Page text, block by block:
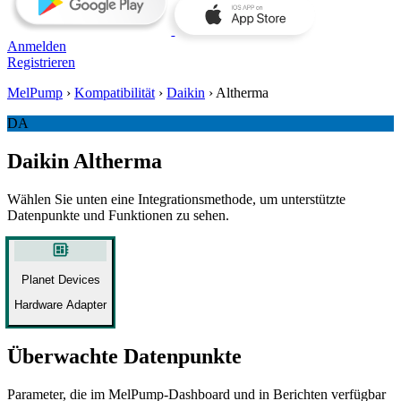
Anmelden
Registrieren
MelPump › Kompatibilität › Daikin › Altherma
DA
Daikin Altherma
Wählen Sie unten eine Integrationsmethode, um unterstützte
Datenpunkte und Funktionen zu sehen.
developer_board
Planet Devices
Hardware Adapter
Überwachte Datenpunkte
Parameter, die im MelPump‑Dashboard und in Berichten verfügbar